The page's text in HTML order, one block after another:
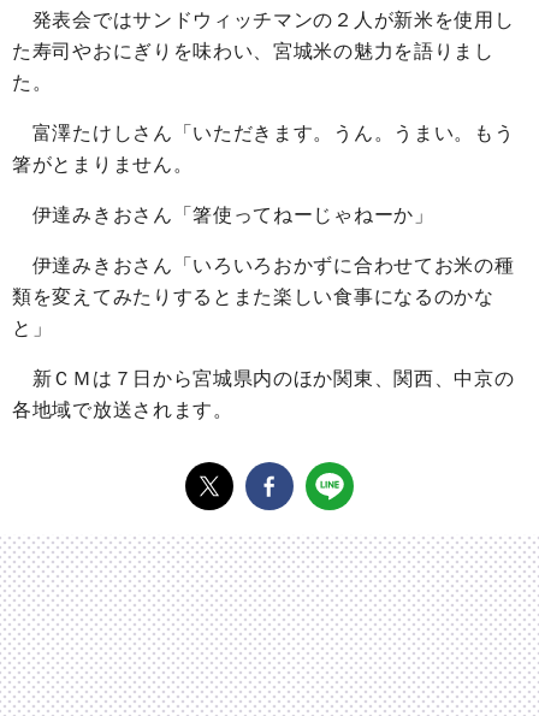
発表会ではサンドウィッチマンの２人が新米を使用し
た寿司やおにぎりを味わい、宮城米の魅力を語りまし
た。
富澤たけしさん「いただきます。うん。うまい。もう
箸がとまりません。
伊達みきおさん「箸使ってねーじゃねーか」
伊達みきおさん「いろいろおかずに合わせてお米の種
類を変えてみたりするとまた楽しい食事になるのかな
と」
新ＣＭは７日から宮城県内のほか関東、関西、中京の
各地域で放送されます。